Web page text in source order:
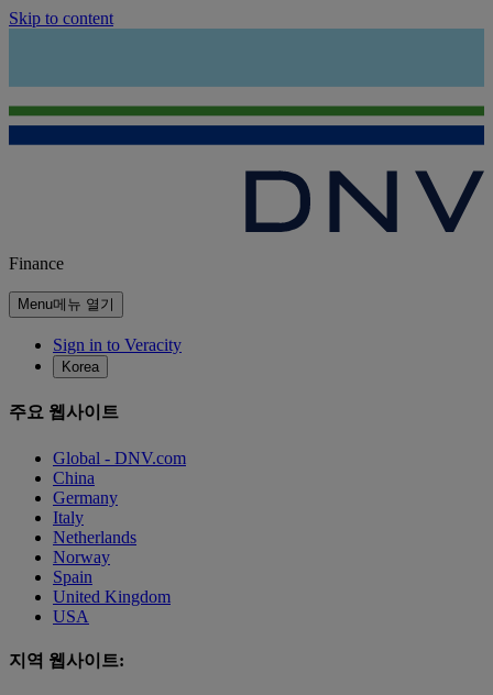
Skip to content
Finance
Menu메뉴 열기
Sign in to Veracity
Korea
주요 웹사이트
Global - DNV.com
China
Germany
Italy
Netherlands
Norway
Spain
United Kingdom
USA
지역 웹사이트: